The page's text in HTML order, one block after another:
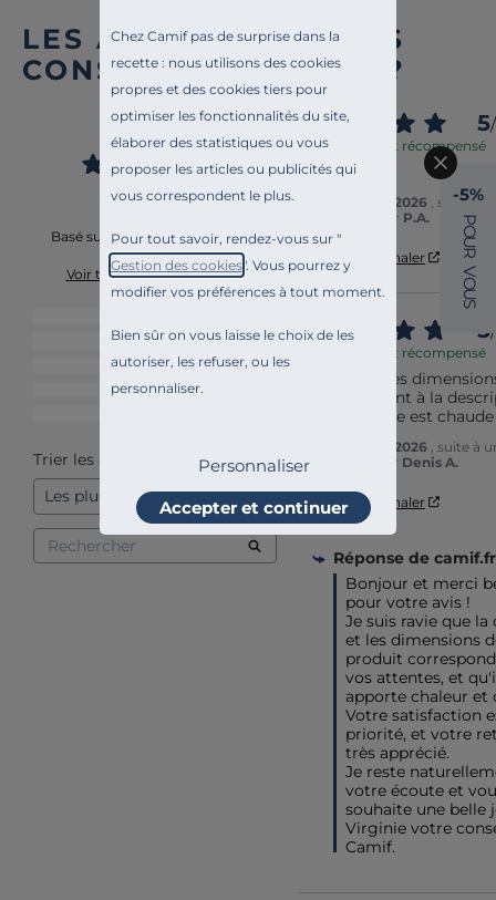
Chez Camif pas de surprise dans la
recette : nous utilisons des cookies
propres et des cookies tiers pour
optimiser les fonctionnalités du site,
élaborer des statistiques ou vous
proposer les articles ou publicités qui
vous correspondent le plus.
Pour tout savoir, rendez-vous sur "
Gestion des cookies". Vous pourrez y
modifier vos préférences à tout moment.
Bien sûr on vous laisse le choix de les
autoriser, les refuser, ou les
personnaliser.
Personnaliser
Accepter et continuer
LES AVIS DES AUTRES
CONSOMM’ACTEURS ?
4.8
Basé sur 23 avis soumis à un
contrôle
Voir tous les avis sur ce site
4
0
Trier les avis
5/
Avis vérifié et récompensé
Belle qualité
22/06/2026
, suite à
par P.A.
Signaler
5/
Avis vérifié et récompensé
La couleur, les
correspondent à la
La couverture est
23/04/2026
, suite à
01/02/2026
par Denis A.
Utile(0) Signaler
Réponse de camif.fr
Bonjour et merci
pour votre avis !
Je suis ravie que la
et les dimensions
produit
vos attentes, et
apporte chaleur et
Votre satisfaction
priorité, et votre
très apprécié.
Je reste
votre écoute et
souhaite une belle
Virginie votre
Camif.
-5%
P
O
U
R
V
O
U
S